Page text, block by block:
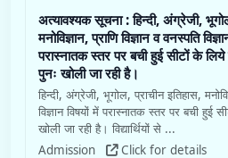
विज्ञान विषयों में परास्नातक स्तर पर बची हुई
खोली जा रही है। विद्यार्थियों से ...
Admission
Click for details
2026-08-07
पीजी की मेरिट-सूची जारी, प्रवेश 06
पीजी की मेरिट-सूची जारी, प्रवेश 06 अगस्त